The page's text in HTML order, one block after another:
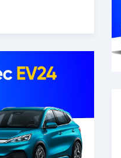
des garages
et vous envoyons
avant de payer et